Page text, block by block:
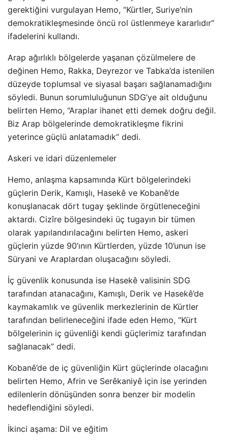
gerektiğini vurgulayan Hemo, “Kürtler, Suriye’nin
demokratikleşmesinde öncü rol üstlenmeye kararlıdır”
ifadelerini kullandı.
Arap ağırlıklı bölgelerde yaşanan çözülmelere de
değinen Hemo, Rakka, Deyrezor ve Tabka’da istenilen
düzeyde toplumsal ve siyasal başarı sağlanamadığını
söyledi. Bunun sorumluluğunun SDG’ye ait olduğunu
belirten Hemo, “Araplar ihanet etti demek doğru değil.
Biz Arap bölgelerinde demokratikleşme fikrini
yeterince güçlü anlatamadık” dedi.
Askeri ve idari düzenlemeler
Hemo, anlaşma kapsamında Kürt bölgelerindeki
güçlerin Derik, Kamışlı, Hasekê ve Kobanê’de
konuşlanacak dört tugay şeklinde örgütleneceğini
aktardı. Cizîre bölgesindeki üç tugayın bir tümen
olarak yapılandırılacağını belirten Hemo, askeri
güçlerin yüzde 90’ının Kürtlerden, yüzde 10’unun ise
Süryani ve Araplardan oluşacağını söyledi.
İç güvenlik konusunda ise Hasekê valisinin SDG
tarafından atanacağını, Kamışlı, Derik ve Hasekê’de
kaymakamlık ve güvenlik merkezlerinin de Kürtler
tarafından belirleneceğini ifade eden Hemo, “Kürt
bölgelerinin iç güvenliği kendi güçlerimiz tarafından
sağlanacak” dedi.
Kobanê’de de iç güvenliğin Kürt güçlerinde olacağını
belirten Hemo, Afrin ve Serêkaniyê için ise yerinden
edilenlerin dönüşünden sonra benzer bir modelin
hedeflendiğini söyledi.
İkinci aşama: Dil ve eğitim